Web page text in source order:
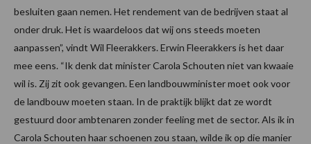
besluiten gaan nemen. Het rendement van de bedrijven staat al
onder druk. Het is waardeloos dat wij ons steeds moeten
aanpassen”, vindt Wil Fleerakkers. Erwin Fleerakkers is het daar
mee eens. “Ik denk dat minister Carola Schouten niet van kwaaie
wil is. Zij zit ook gevangen. Een landbouwminister moet ook voor
de landbouw moeten staan. In de praktijk blijkt dat ze wordt
gestuurd door ambtenaren zonder feeling met de sector. Als ik in
Carola Schouten haar schoenen zou staan, wilde ik op die manier